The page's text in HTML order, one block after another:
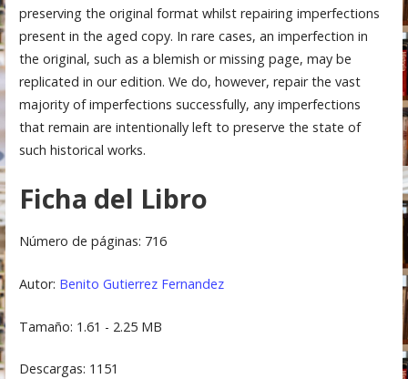
preserving the original format whilst repairing imperfections
present in the aged copy. In rare cases, an imperfection in
the original, such as a blemish or missing page, may be
replicated in our edition. We do, however, repair the vast
majority of imperfections successfully, any imperfections
that remain are intentionally left to preserve the state of
such historical works.
Ficha del Libro
Número de páginas: 716
Autor: Benito Gutierrez Fernandez
Tamaño: 1.61 - 2.25 MB
Descargas: 1151